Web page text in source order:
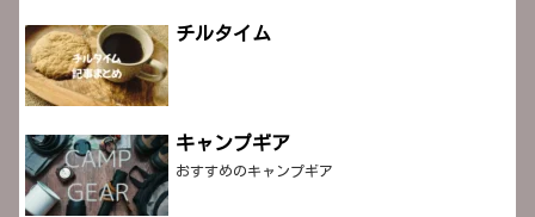
チルタイム
キャンプギア
おすすめのキャンプギア